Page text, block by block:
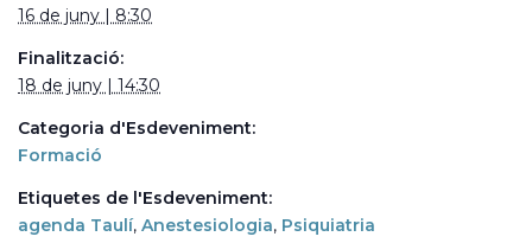
16 de juny | 8:30
Finalització:
18 de juny | 14:30
Categoria d'Esdeveniment:
Formació
Etiquetes de l'Esdeveniment:
agenda Taulí, Anestesiologia, Psiquiatria